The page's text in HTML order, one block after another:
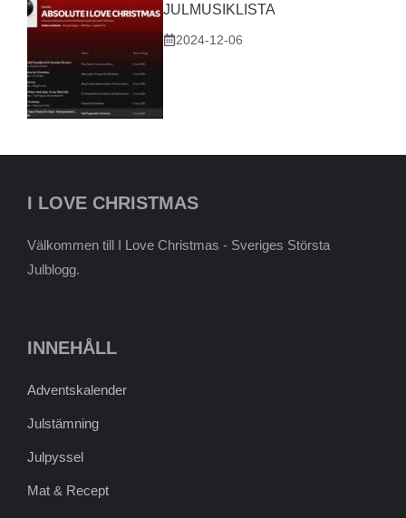
JULMUSIKLISTA
2024-12-06
I LOVE CHRISTMAS
Välkommen till I Love Christmas - Sveriges Största
Julblogg.
INNEHÅLL
Adventskalender
Julstämning
Julpyssel
Mat & Recept